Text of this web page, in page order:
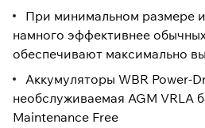
При минимальном размере
намного эффективнее
обеспечивают максимально
Аккумуляторы WBR Power-
необслуживаемая AGM VRLA
Maintenance Free